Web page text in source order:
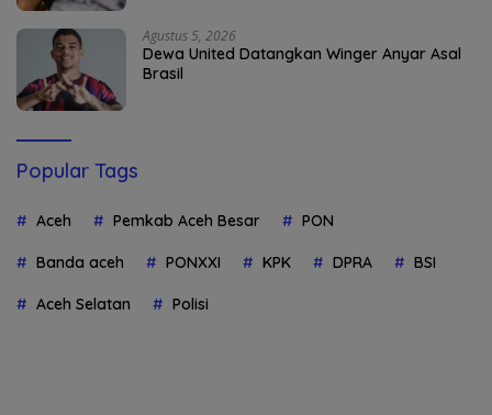
Agustus 5, 2026
Dewa United Datangkan Winger Anyar Asal
Brasil
Popular Tags
Aceh Pemkab Aceh Besar PON
Banda aceh PONXXI KPK DPRA BSI
Aceh Selatan Polisi